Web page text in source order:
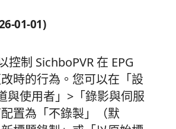
01-01)
控制 SichboPVR 在 EPG
時的行為。您可以在「設
與使用者」>「錄影與伺服
置為「不錄製」（默